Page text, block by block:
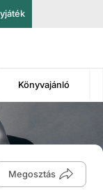
Könyvajánló
Megosztás